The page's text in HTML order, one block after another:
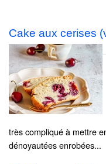
Cake aux cerises
très compliqué à mettre
dénoyautées enrobées...